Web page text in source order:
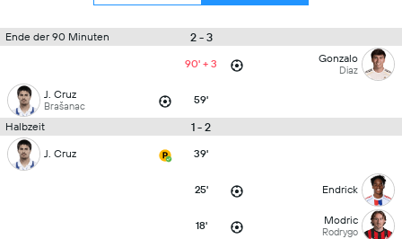
Ende der 90 Minuten 2 - 3
90' + 3 Gonzalo
Diaz
J. Cruz
Brašanac 59'
Halbzeit 1 - 2
J. Cruz 39'
25' Endrick
18' Modric
Rodrygo